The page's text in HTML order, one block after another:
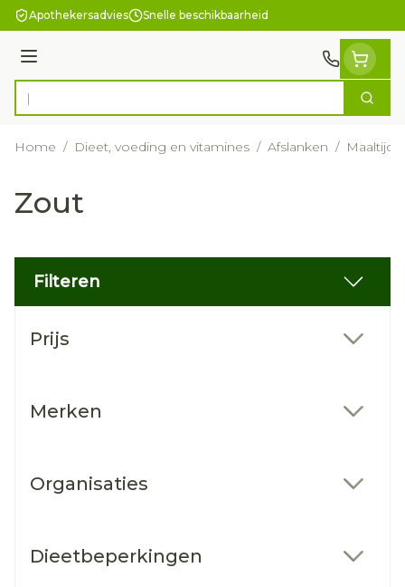
Ga naar de inhoud
Apothekersadvies Snelle beschikbaarheid
Menu
Product, merk, categorie... Zoek
Home / Dieet, voeding en vitamines / Afslanken /
Zout
Filteren
Prijs
Merken
Organisaties
Dieetbeperkingen